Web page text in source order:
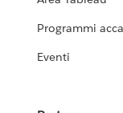
Programmi
Eventi